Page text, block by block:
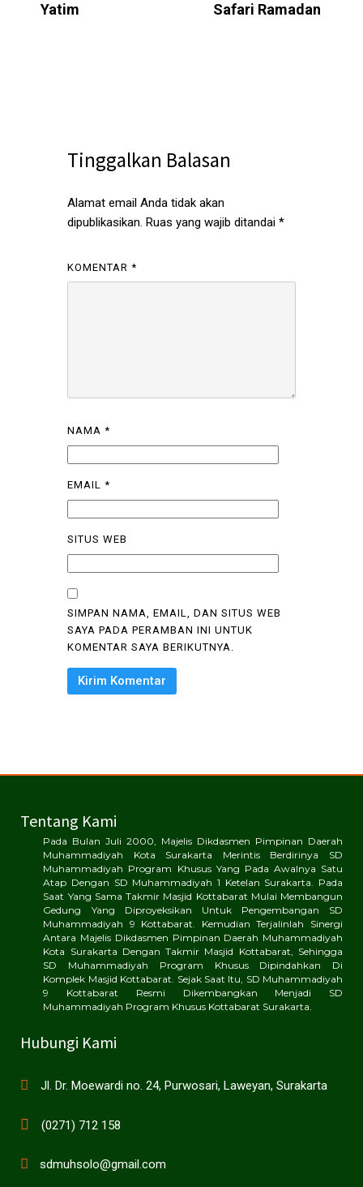
Yatim
Safari Ramadan
Tinggalkan Balasan
Alamat email Anda tidak akan
dipublikasikan. Ruas yang wajib ditandai *
KOMENTAR *
NAMA *
EMAIL *
SITUS WEB
SIMPAN NAMA, EMAIL, DAN SITUS WEB
SAYA PADA PERAMBAN INI UNTUK
KOMENTAR SAYA BERIKUTNYA.
Tentang Kami
Pada Bulan Juli 2000, Majelis Dikdasmen Pimpinan Daerah
Muhammadiyah Kota Surakarta Merintis Berdirinya SD
Muhammadiyah Program Khusus Yang Pada Awalnya Satu
Atap Dengan SD Muhammadiyah 1 Ketelan Surakarta. Pada
Saat Yang Sama Takmir Masjid Kottabarat Mulai Membangun
Gedung Yang Diproyeksikan Untuk Pengembangan SD
Muhammadiyah 9 Kottabarat. Kemudian Terjalinlah Sinergi
Antara Majelis Dikdasmen Pimpinan Daerah Muhammadiyah
Kota Surakarta Dengan Takmir Masjid Kottabarat, Sehingga
SD Muhammadiyah Program Khusus Dipindahkan Di
Komplek Masjid Kottabarat. Sejak Saat Itu, SD Muhammadiyah
9 Kottabarat Resmi Dikembangkan Menjadi SD
Muhammadiyah Program Khusus Kottabarat Surakarta.
Hubungi Kami
Jl. Dr. Moewardi no. 24, Purwosari, Laweyan, Surakarta
(0271) 712 158
sdmuhsolo@gmail.com